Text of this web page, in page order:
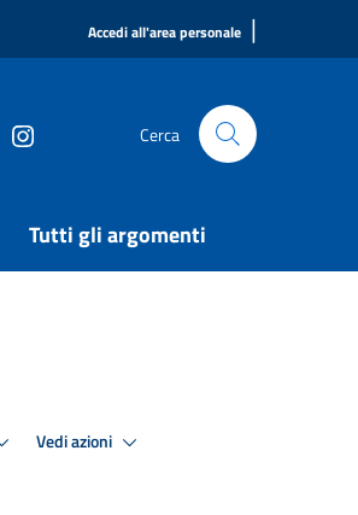
Accedi all'area personale |
Cerca
Tutti gli argomenti
Vedi azioni